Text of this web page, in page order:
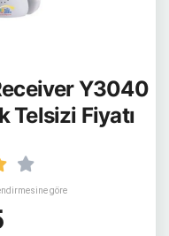
Y3040
Telsizi Fiyatı
göre